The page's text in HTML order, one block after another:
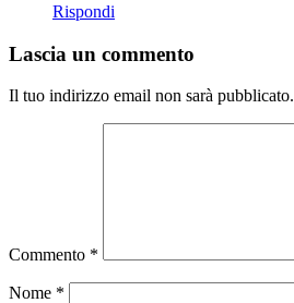
Rispondi
Lascia un commento
Il tuo indirizzo email non sarà pubblicato.
Commento *
Nome *